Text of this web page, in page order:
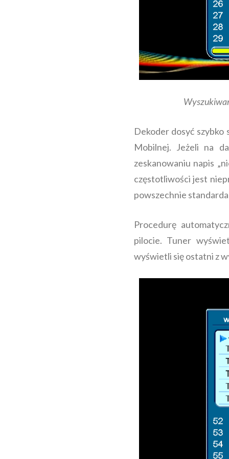
Dekoder dosyć szybko
Mobilnej. Jeżeli na
zeskanowaniu napis
częstotliwości jest
powszechnie
Procedurę
pilocie. Tuner
wyświetli się ostatni z